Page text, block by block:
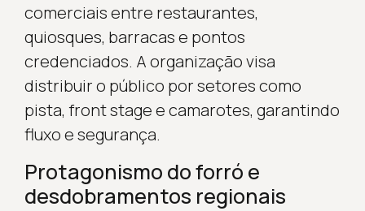
comerciais entre restaurantes,
quiosques, barracas e pontos
credenciados. A organização visa
distribuir o público por setores como
pista, front stage e camarotes, garantindo
fluxo e segurança.
Protagonismo do forró e
desdobramentos regionais